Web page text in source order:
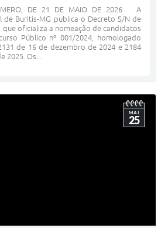
DE 21 DE MAIO DE 2026 A
de Buritis-MG publica o Decreto S/N de
que oficializa a nomeação de candidatos
Público nº 001/2024, homologado
de 16 de dezembro de 2024 e 2184
2025. Os...
MAI
25